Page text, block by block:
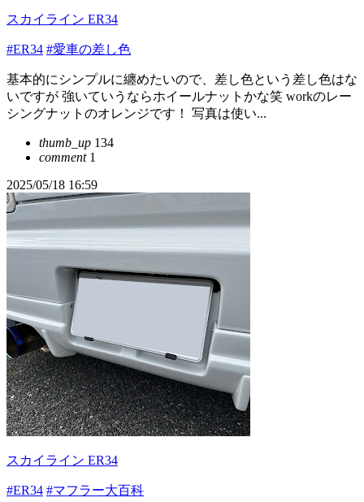
スカイライン ER34
#ER34 #愛車の差し色
基本的にシンプルに纏めたいので、差し色という差し色はな
いですが 強いていうならホイールナットかな笑 workのレー
シングナットのオレンジです！ 写真は使い...
thumb_up 134
comment1
2025/05/18 16:59
スカイライン ER34
#ER34 #マフラー大百科